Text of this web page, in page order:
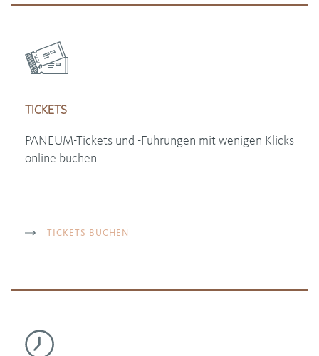
TICKETS
PANEUM-Tickets und -Führungen mit wenigen Klicks
online buchen
TICKETS BUCHEN